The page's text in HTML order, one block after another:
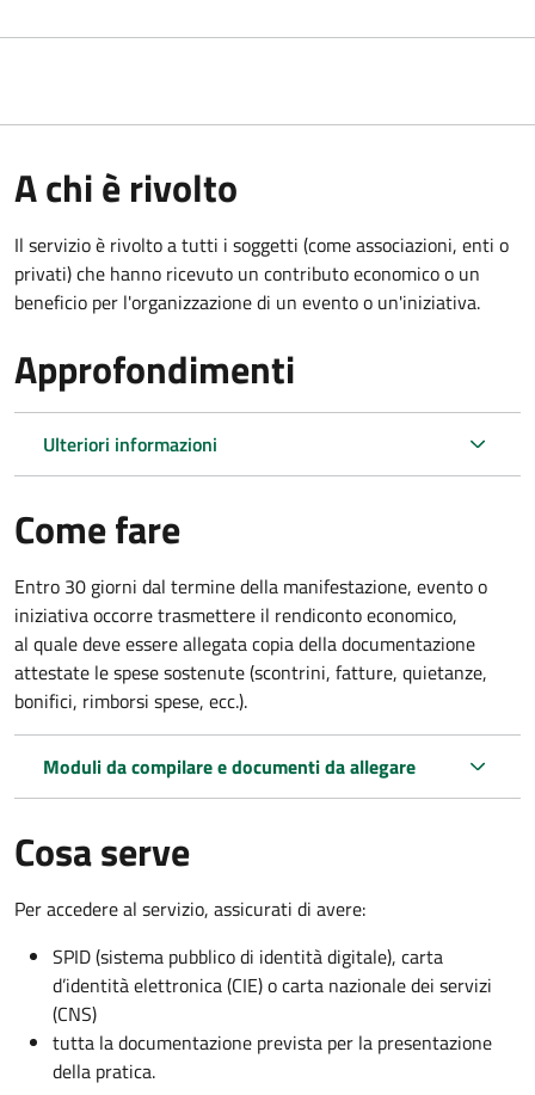
A chi è rivolto
Il servizio è rivolto a tutti i soggetti (come associazioni, enti o
privati) che hanno ricevuto un contributo economico o un
beneficio per l'organizzazione di un evento o un'iniziativa.
Approfondimenti
Ulteriori informazioni
Come fare
Entro 30 giorni dal termine della manifestazione, evento o
iniziativa occorre trasmettere il rendiconto economico,
al quale deve essere allegata copia della documentazione
attestate le spese sostenute (scontrini, fatture, quietanze,
bonifici, rimborsi spese, ecc.).
Moduli da compilare e documenti da allegare
Cosa serve
Per accedere al servizio, assicurati di avere:
SPID (sistema pubblico di identità digitale), carta
d’identità elettronica (CIE) o carta nazionale dei servizi
(CNS)
tutta la documentazione prevista per la presentazione
della pratica.